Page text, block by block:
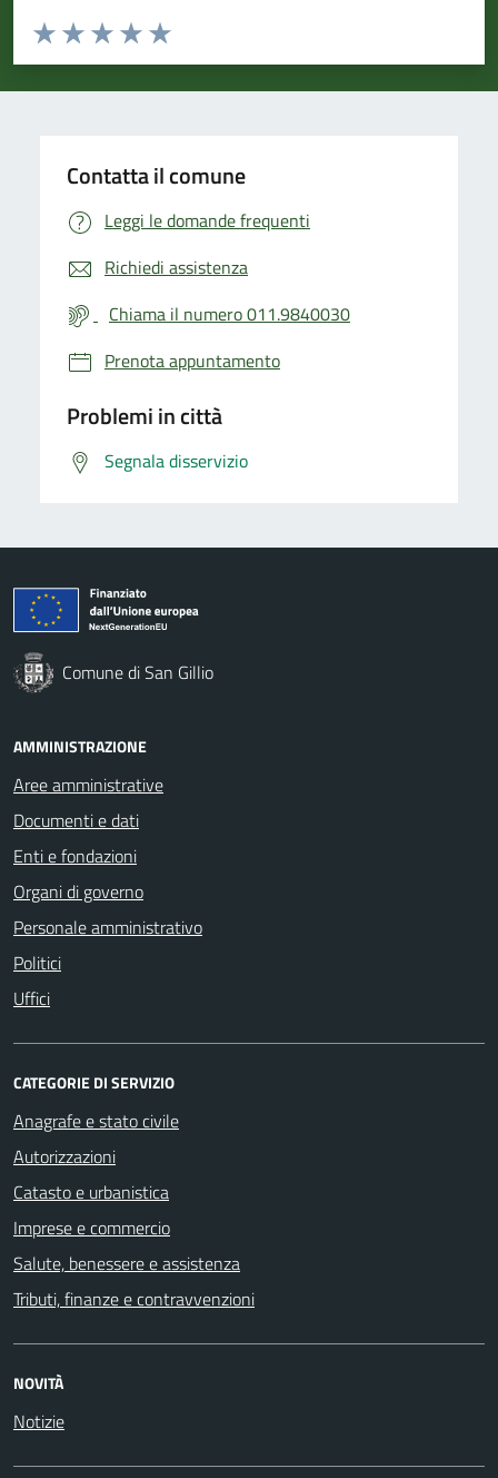
Valuta da 1 a 5 stelle la pagina
Valuta 5 stelle su 5
Valuta 4 stelle su 5
Valuta 3 stelle su 5
Valuta 2 stelle su 5
Valuta 1 stelle su 5
Contatta il comune
Leggi le domande frequenti
Richiedi assistenza
Chiama il numero 011.9840030
Prenota appuntamento
Problemi in città
Segnala disservizio
Comune di San Gillio
AMMINISTRAZIONE
Aree amministrative
Documenti e dati
Enti e fondazioni
Organi di governo
Personale amministrativo
Politici
Uffici
CATEGORIE DI SERVIZIO
Anagrafe e stato civile
Autorizzazioni
Catasto e urbanistica
Imprese e commercio
Salute, benessere e assistenza
Tributi, finanze e contravvenzioni
NOVITÀ
Notizie